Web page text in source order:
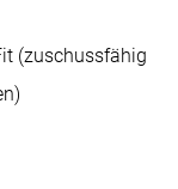
(zuschussfähig